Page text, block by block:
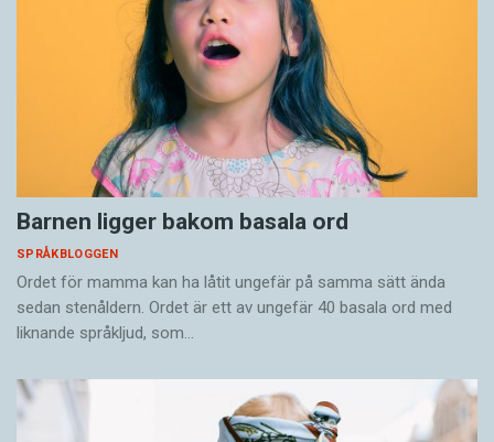
Barnen ligger bakom basala ord
SPRÅKBLOGGEN
Ordet för mamma kan ha låtit ungefär på samma sätt ända
sedan stenåldern. Ordet är ett av ungefär 40 basala ord med
liknande språkljud, som…